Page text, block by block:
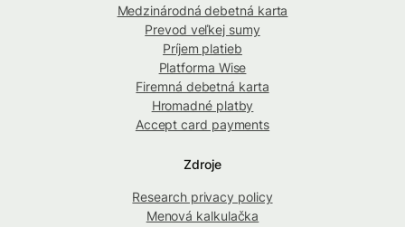
Medzinárodná debetná karta
Prevod veľkej sumy
Príjem platieb
Platforma Wise
Firemná debetná karta
Hromadné platby
Accept card payments
Zdroje
Research privacy policy
Menová kalkulačka